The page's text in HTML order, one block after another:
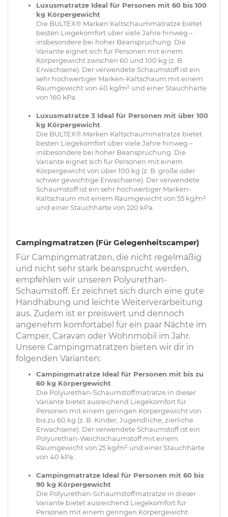
Luxusmatratze Ideal für Personen mit 60 bis 100
kg Körpergewicht
Die BULTEX® Marken Kaltschaummatratze bietet
besten Liegekomfort über viele Jahre hinweg –
insbesondere bei hoher Beanspruchung. Die
Variante eignet sich für Personen mit einem
Körpergewicht zwischen 60 und 100 kg (z. B.
Erwachsene). Der verwendete Schaumstoff ist ein
sehr hochwertiger Marken-Kaltschaum mit einem
Raumgewicht von 40 kg/m² und einer Stauchhärte
von 160 kPa.
Luxusmatratze 3 Ideal für Personen mit über 100
kg Körpergewicht
Die BULTEX® Marken Kaltschaummatratze bietet
besten Liegekomfort über viele Jahre hinweg –
insbesondere bei hoher Beanspruchung. Die
Variante eignet sich für Personen mit einem
Körpergewicht von über 100 kg (z. B. große oder
schwer gewichtige Erwachsene). Der verwendete
Schaumstoff ist ein sehr hochwertiger Marken-
Kaltschaum mit einem Raumgewicht von 55 kg/m²
und einer Stauchhärte von 220 kPa.
Campingmatratzen (Für Gelegenheitscamper)
Für Campingmatratzen, die nicht regelmäßig
und nicht sehr stark beansprucht werden,
empfehlen wir unseren Polyurethan-
Schaumstoff. Er zeichnet sich durch eine gute
Handhabung und leichte Weiterverarbeitung
aus. Zudem ist er preiswert und dennoch
angenehm komfortabel für ein paar Nächte im
Camper, Caravan oder Wohnmobil im Jahr.
Unsere Campingmatratzen bieten wir dir in
folgenden Varianten:
Campingmatratze Ideal für Personen mit bis zu
60 kg Körpergewicht
Die Polyurethan-Schaumstoffmatratze in dieser
Variante bietet ausreichend Liegekomfort für
Personen mit einem geringen Körpergewicht von
bis zu 60 kg (z. B. Kinder, Jugendliche, zierliche
Erwachsene). Der verwendete Schaumstoff ist ein
Polyurethan-Weichschaumstoff mit einem
Raumgewicht von 25 kg/m² und einer Stauchhärte
von 40 kPa.
Campingmatratze Ideal für Personen mit 60 bis
90 kg Körpergewicht
Die Polyurethan-Schaumstoffmatratze in dieser
Variante bietet ausreichend Liegekomfort für
Personen mit einem geringen Körpergewicht